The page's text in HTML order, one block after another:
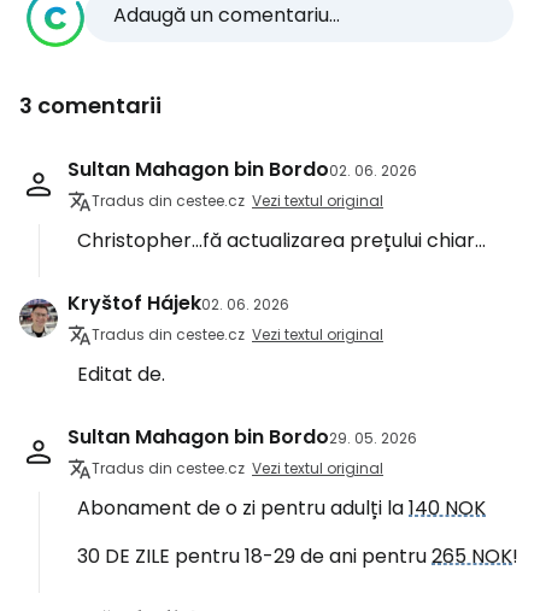
Adaugă un comentariu...
3 comentarii
Sultan Mahagon bin Bordo02. 06. 2026
Tradus din cestee.cz Vezi textul original
Christopher...fă actualizarea prețului chiar...
Kryštof Hájek02. 06. 2026
Tradus din cestee.cz Vezi textul original
Editat de.
Sultan Mahagon bin Bordo29. 05. 2026
Tradus din cestee.cz Vezi textul original
Abonament de o zi pentru adulți la140 NOK
30 DE ZILE pentru 18-29 de ani pentru265 NOK!